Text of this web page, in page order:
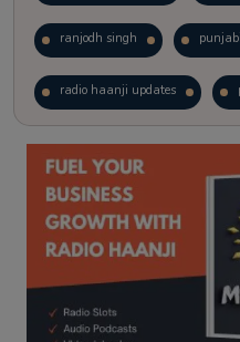
ranjodh singh
radio haanji updates
kitaab kahani